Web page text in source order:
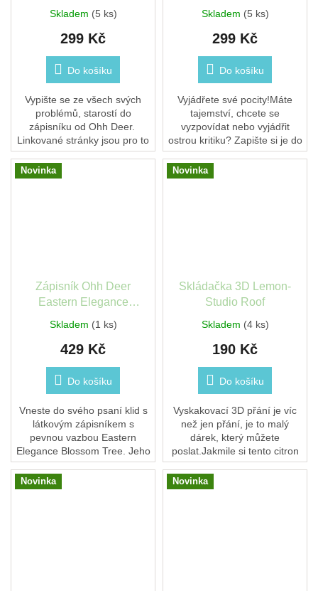
Skladem (5 ks)
299 Kč
Do košíku
Vypište se ze všech svých
problémů, starostí do
zápisníku od Ohh Deer.
Linkované stránky jsou pro to
jako dělané.
Skladem (5 ks)
299 Kč
Do košíku
Vyjádřete své pocity!Máte
tajemství, chcete se
vyzpovídat nebo vyjádřit
ostrou kritiku? Zapište si je do
zápisníku Stevena Rhodese o
velikosti A5 – drzý retro
design se 128...
Novinka
Zápisník Ohh Deer
Eastern Elegance
Blossom Tree B6
Skladem (1 ks)
429 Kč
Do košíku
Vneste do svého psaní klid s
látkovým zápisníkem s
pevnou vazbou Eastern
Elegance Blossom Tree. Jeho
prémiový látkový obal a
velikost B6, inspirovaný
uměleckými díly z archivů...
Novinka
Skládačka 3D Lemon-
Studio Roof
Skladem (4 ks)
190 Kč
Do košíku
Vyskakovací 3D přání je víc
než jen přání, je to malý
dárek, který můžete
poslat.Jakmile si tento citron
najde své místo na poličce,
krbu nebo jakémkoli jiném
místě v domě,...
Novinka Novinka